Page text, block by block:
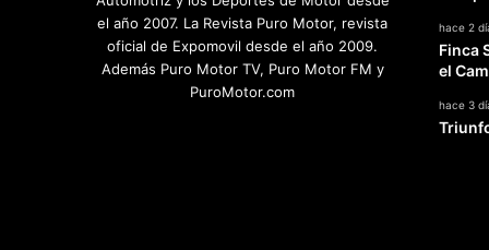
el año 2007. La Revista Puro Motor, revista
oficial de Expomovil desde el año 2009.
Además Puro Motor TV, Puro Motor FM y
PuroMotor.com
hace 2
Finca
el
hace 3